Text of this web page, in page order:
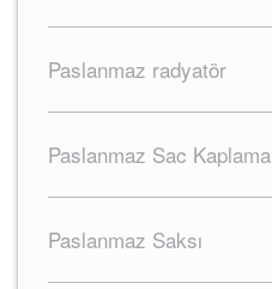
Paslanmaz radyatör
Paslanmaz Sac Kaplama
Paslanmaz Saksı